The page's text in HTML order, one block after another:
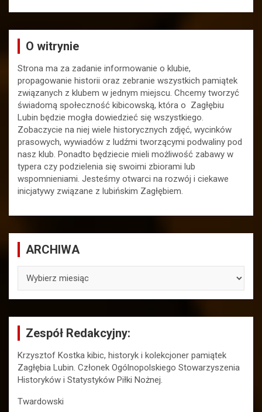
O witrynie
Strona ma za zadanie informowanie o klubie,
propagowanie historii oraz zebranie wszystkich pamiątek
związanych z klubem w jednym miejscu. Chcemy tworzyć
świadomą społeczność kibicowską, która o Zagłębiu
Lubin będzie mogła dowiedzieć się wszystkiego.
Zobaczycie na niej wiele historycznych zdjęć, wycinków
prasowych, wywiadów z ludźmi tworzącymi podwaliny pod
nasz klub. Ponadto będziecie mieli możliwość zabawy w
typera czy podzielenia się swoimi zbiorami lub
wspomnieniami. Jesteśmy otwarci na rozwój i ciekawe
inicjatywy związane z lubińskim Zagłębiem.
ARCHIWA
Zespół Redakcyjny:
Krzysztof Kostka kibic, historyk i kolekcjoner pamiątek
Zagłębia Lubin. Członek Ogólnopolskiego Stowarzyszenia
Historyków i Statystyków Piłki Nożnej.
Twardowski